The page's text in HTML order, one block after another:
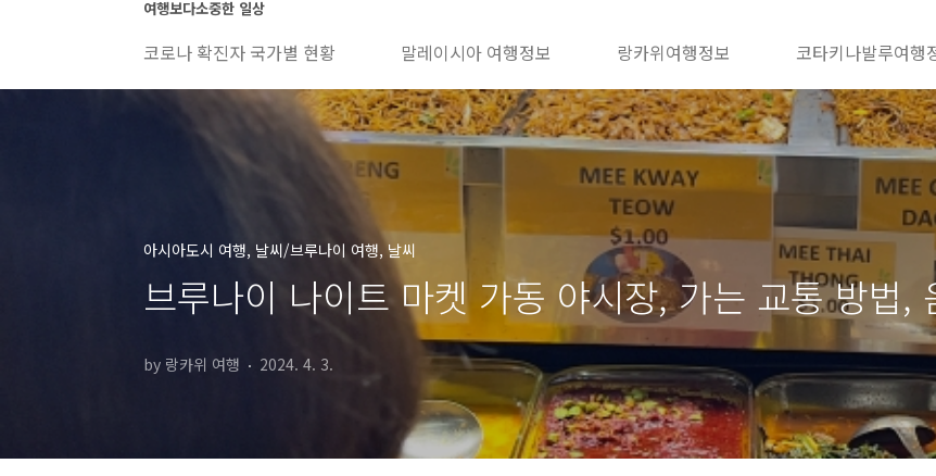
여행보다소중한 일상
코로나 확진자 국가별 현황 말레이시아 여행정보 랑카위여행정보 코타키나발루여행
아시아도시 여행, 날씨/브루나이 여행, 날씨
브루나이 나이트 마켓 가동 야시장, 가는 교통 방법,
by 랑카위 여행 2024. 4. 3.